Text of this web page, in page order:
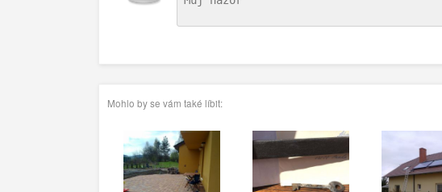
Mohlo by se vám také líbit: